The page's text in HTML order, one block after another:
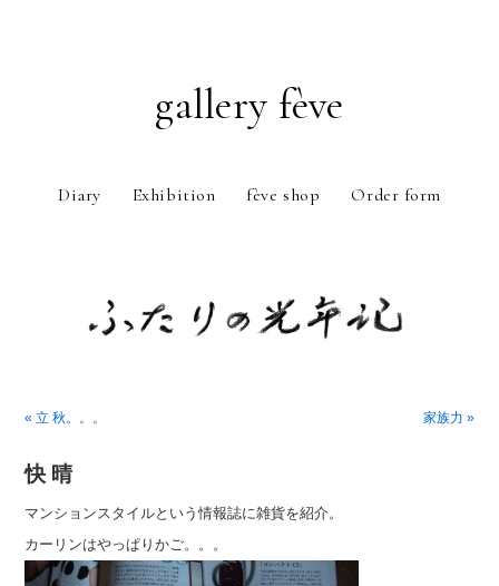
gallery fève
Diary Exhibition fève shop Order form
« 立 秋。。。
家族力 »
快 晴
マンションスタイルという情報誌に雑貨を紹介。
カーリンはやっぱりかご。。。